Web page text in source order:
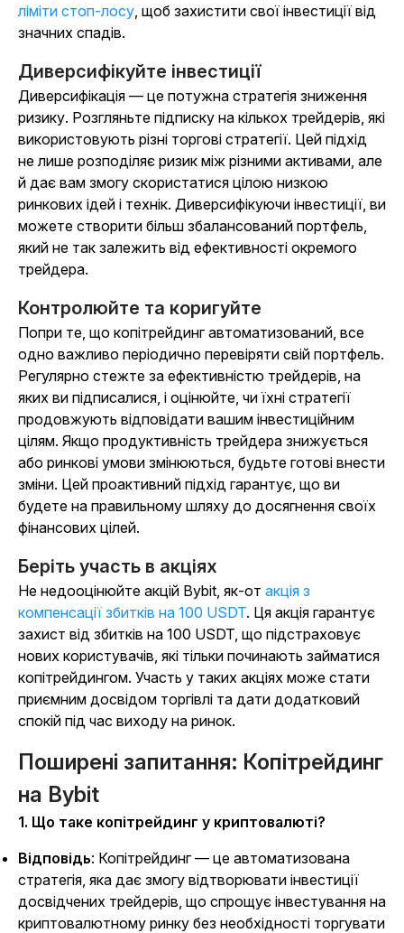
ліміти стоп-лосу , щоб захистити свої інвестиції від
значних спадів.
Диверсифікуйте інвестиції
Диверсифікація — це потужна стратегія зниження
ризику. Розгляньте підписку на кількох трейдерів, які
використовують різні торгові стратегії. Цей підхід
не лише розподіляє ризик між різними активами, але
й дає вам змогу скористатися цілою низкою
ринкових ідей і технік. Диверсифікуючи інвестиції, ви
можете створити більш збалансований портфель,
який не так залежить від ефективності окремого
трейдера.
Контролюйте та коригуйте
Попри те, що копітрейдинг автоматизований, все
одно важливо періодично перевіряти свій портфель.
Регулярно стежте за ефективністю трейдерів, на
яких ви підписалися, і оцінюйте, чи їхні стратегії
продовжують відповідати вашим інвестиційним
цілям. Якщо продуктивність трейдера знижується
або ринкові умови змінюються, будьте готові внести
зміни. Цей проактивний підхід гарантує, що ви
будете на правильному шляху до досягнення своїх
фінансових цілей.
Беріть участь в акціях
Не недооцінюйте акцій Bybit, як-от акція з
компенсації збитків на 100 USDT. Ця акція гарантує
захист від збитків на 100 USDT, що підстраховує
нових користувачів, які тільки починають займатися
копітрейдингом. Участь у таких акціях може стати
приємним досвідом торгівлі та дати додатковий
спокій під час виходу на ринок.
Поширені запитання: Копітрейдинг
на Bybit
1. Що таке копітрейдинг у криптовалюті?
Відповідь: Копітрейдинг — це автоматизована
стратегія, яка дає змогу відтворювати інвестиції
досвідчених трейдерів, що спрощує інвестування на
криптовалютному ринку без необхідності торгувати